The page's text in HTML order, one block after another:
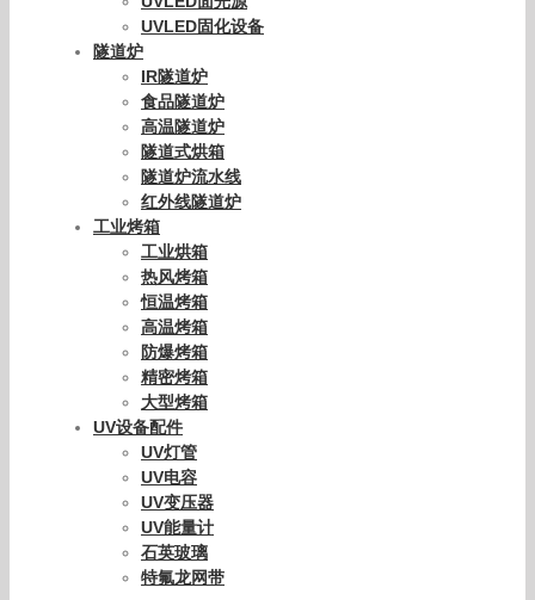
UVLED固化设备
隧道炉
IR隧道炉
食品隧道炉
高温隧道炉
隧道式烘箱
隧道炉流水线
红外线隧道炉
工业烤箱
工业烘箱
热风烤箱
恒温烤箱
高温烤箱
防爆烤箱
精密烤箱
大型烤箱
UV设备配件
UV灯管
UV电容
UV变压器
UV能量计
石英玻璃
特氟龙网带